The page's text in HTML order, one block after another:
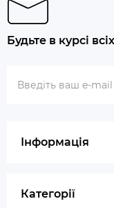
Будьте в курсі
Інформація
Категорії